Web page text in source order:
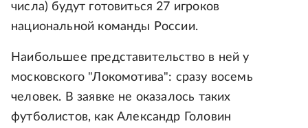
числа) будут готовиться 27 игроков
национальной команды России.
Наибольшее представительство в ней у
московского "Локомотива": сразу восемь
человек. В заявке не оказалось таких
футболистов, как Александр Головин